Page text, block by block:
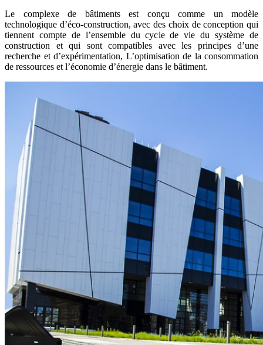
Le complexe de bâtiments est conçu comme un modèle
technologique d’éco-construction, avec des choix de conception qui
tiennent compte de l’ensemble du cycle de vie du système de
construction et qui sont compatibles avec les principes d’une
recherche et d’expérimentation, L’optimisation de la consommation
de ressources et l’économie d’énergie dans le bâtiment.